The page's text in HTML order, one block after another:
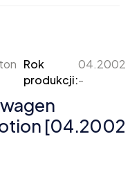
Rok
produkcji:
04.2002
-
[04.2002